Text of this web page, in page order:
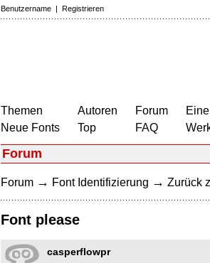
Benutzername | Registrieren
Themen
Neue Fonts
Autoren
Top
Forum
FAQ
Forum
Forum → Font Identifizierung → Zurück
Font please
casperflowpr